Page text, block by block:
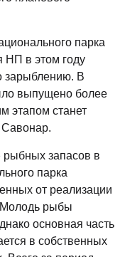
парка
НП в этом году
зарыблению. В
выпущено более
этапом станет
рыбных запасов в
парка
от реализации
Молодь рыбы
основная часть
в собственных